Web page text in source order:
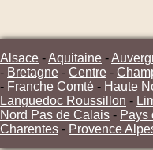
Alsace -Aquitaine -
- Bretagne - Centre -
- Franche Comté - Haute
Languedoc Roussillon -
Nord Pas de Calais - Pays
Charentes - Provence